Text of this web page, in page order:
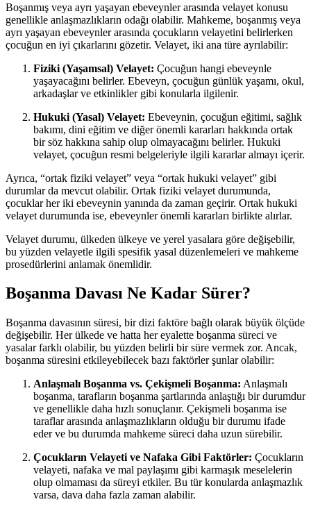
Boşanmış veya ayrı yaşayan ebeveynler arasında velayet konusu
genellikle anlaşmazlıkların odağı olabilir. Mahkeme, boşanmış veya
ayrı yaşayan ebeveynler arasında çocukların velayetini belirlerken
çocuğun en iyi çıkarlarını gözetir. Velayet, iki ana türe ayrılabilir:
Fiziki (Yaşamsal) Velayet: Çocuğun hangi ebeveynle
yaşayacağını belirler. Ebeveyn, çocuğun günlük yaşamı, okul,
arkadaşlar ve etkinlikler gibi konularla ilgilenir.
Hukuki (Yasal) Velayet: Ebeveynin, çocuğun eğitimi, sağlık
bakımı, dini eğitim ve diğer önemli kararları hakkında ortak
bir söz hakkına sahip olup olmayacağını belirler. Hukuki
velayet, çocuğun resmi belgeleriyle ilgili kararlar almayı içerir.
Ayrıca, “ortak fiziki velayet” veya “ortak hukuki velayet” gibi
durumlar da mevcut olabilir. Ortak fiziki velayet durumunda,
çocuklar her iki ebeveynin yanında da zaman geçirir. Ortak hukuki
velayet durumunda ise, ebeveynler önemli kararları birlikte alırlar.
Velayet durumu, ülkeden ülkeye ve yerel yasalara göre değişebilir,
bu yüzden velayetle ilgili spesifik yasal düzenlemeleri ve mahkeme
prosedürlerini anlamak önemlidir.
Boşanma Davası Ne Kadar Sürer?
Boşanma davasının süresi, bir dizi faktöre bağlı olarak büyük ölçüde
değişebilir. Her ülkede ve hatta her eyalette boşanma süreci ve
yasalar farklı olabilir, bu yüzden belirli bir süre vermek zor. Ancak,
boşanma süresini etkileyebilecek bazı faktörler şunlar olabilir:
Anlaşmalı Boşanma vs. Çekişmeli Boşanma: Anlaşmalı
boşanma, tarafların boşanma şartlarında anlaştığı bir durumdur
ve genellikle daha hızlı sonuçlanır. Çekişmeli boşanma ise
taraflar arasında anlaşmazlıkların olduğu bir durumu ifade
eder ve bu durumda mahkeme süreci daha uzun sürebilir.
Çocukların Velayeti ve Nafaka Gibi Faktörler: Çocukların
velayeti, nafaka ve mal paylaşımı gibi karmaşık meselelerin
olup olmaması da süreyi etkiler. Bu tür konularda anlaşmazlık
varsa, dava daha fazla zaman alabilir.